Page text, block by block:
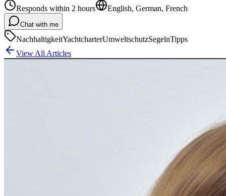
Responds within 2 hours English, German, French
Chat with me
NachhaltigkeitYachtcharterUmweltschutzSegelnTipps
View All Articles